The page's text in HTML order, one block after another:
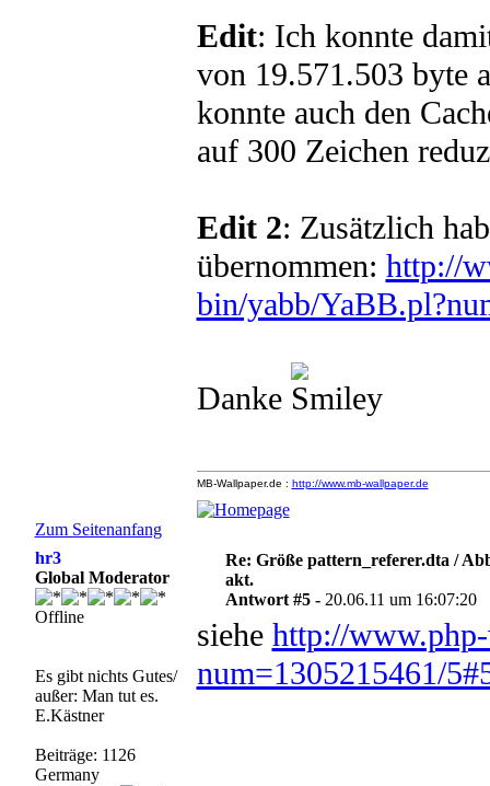
Edit: Ich konnte
von 19.571.503 byte
konnte auch den
auf 300 Zeichen
Edit 2: Zusätzlich
übernommen: http://
bin/yabb/
Danke
Zum Seitenanfang
MB-Wallpaper.de : http://www.mb-wallpaper.de
hr3
Global Moderator
Offline
Es gibt nichts Gutes/
außer: Man tut es.
E.Kästner
Beiträge: 1126
Germany
Re: Größe pattern_referer.dta /
akt.
Antwort #5 - 20.06.11 um 16:07:20
siehe http://
num=1305215461/